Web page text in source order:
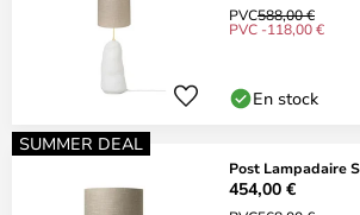
PVC588,00 €
PVC -118,00 €
En stock
SUMMER DEAL
Post Lampadaire
454,00 €